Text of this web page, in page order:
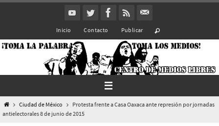
Inicio Contacto Publicar
InicioCiudad de México
Protesta frente a Casa Oaxaca ante represión por jornadas
antielectorales 8 de junio de 2015